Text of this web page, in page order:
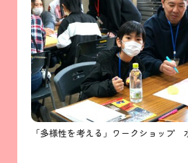
「多様性を考える」ワークショップ